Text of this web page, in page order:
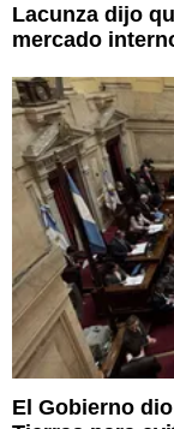
Lacunza dijo
mercado
El Gobierno